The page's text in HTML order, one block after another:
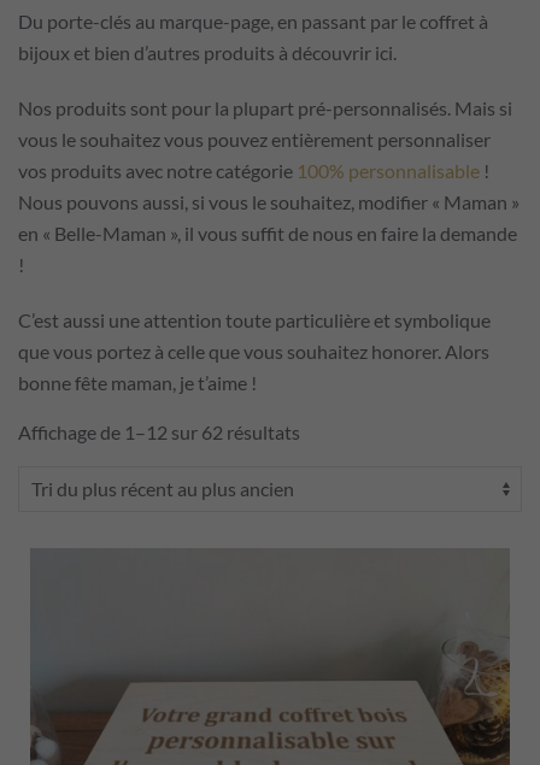
Du porte-clés au marque-page, en passant par le coffret à
bijoux et bien d’autres produits à découvrir ici.
Nos produits sont pour la plupart pré-personnalisés. Mais si
vous le souhaitez vous pouvez entièrement personnaliser
vos produits avec notre catégorie 100% personnalisable !
Nous pouvons aussi, si vous le souhaitez, modifier « Maman »
en « Belle-Maman », il vous suffit de nous en faire la demande
!
C’est aussi une attention toute particulière et symbolique
que vous portez à celle que vous souhaitez honorer. Alors
bonne fête maman, je t’aime !
Affichage de 1–12 sur 62 résultats